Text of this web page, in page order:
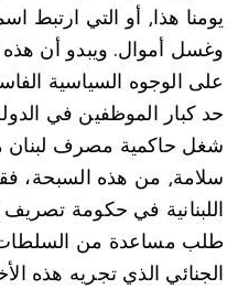
يومنا هذا⸲ أو التي ارتبط
وغسل أموال. ويبدو أن
على الوجوه السياسية
حد كبار الموظفين في
سلامة⸲ من هذه السبحة،
اللبنانية في حكومة
طلب مساعدة من السلطات
الجنائي الذي تجريه هذه